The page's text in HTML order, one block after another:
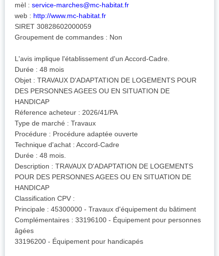
mèl : service-marches@mc-habitat.fr
web : http://www.mc-habitat.fr
SIRET 30828602000059
Groupement de commandes : Non
L'avis implique l'établissement d'un Accord-Cadre.
Durée : 48 mois
Objet : TRAVAUX D'ADAPTATION DE LOGEMENTS POUR
DES PERSONNES AGEES OU EN SITUATION DE
HANDICAP
Réference acheteur : 2026/41/PA
Type de marché : Travaux
Procédure : Procédure adaptée ouverte
Technique d'achat : Accord-Cadre
Durée : 48 mois.
Description : TRAVAUX D'ADAPTATION DE LOGEMENTS
POUR DES PERSONNES AGEES OU EN SITUATION DE
HANDICAP
Classification CPV :
Principale : 45300000 - Travaux d'équipement du bâtiment
Complémentaires : 33196100 - Équipement pour personnes
âgées
33196200 - Équipement pour handicapés